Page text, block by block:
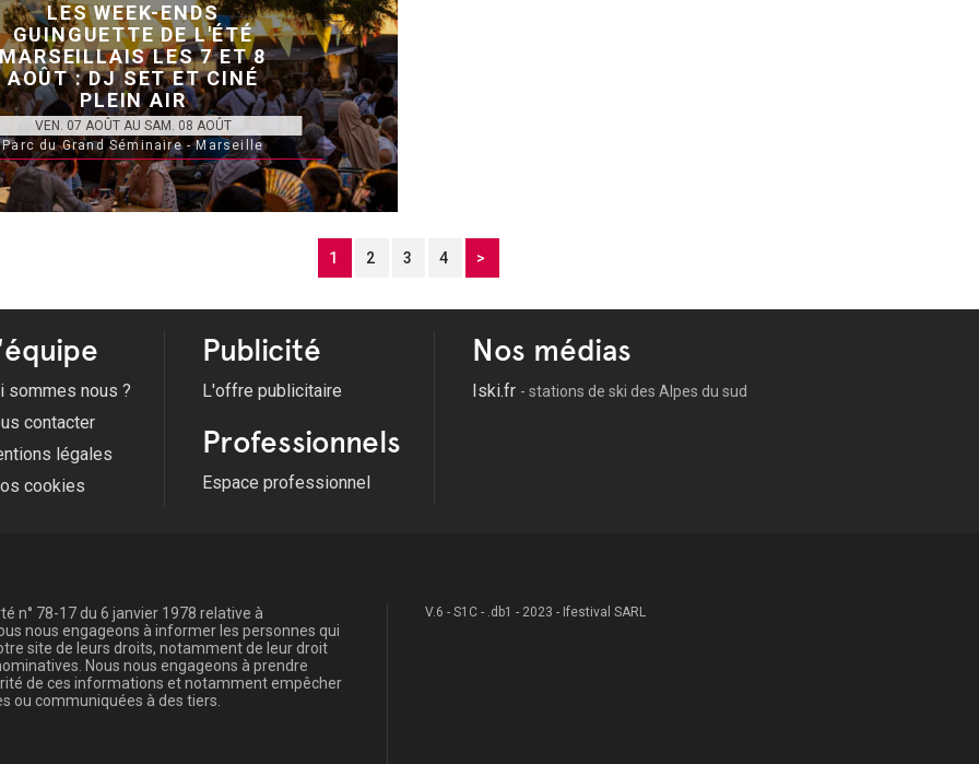
LES WEEK-ENDS
GUINGUETTE DE L'ÉTÉ
MARSEILLAIS LES 7 ET 8
AOÛT : DJ SET ET CINÉ
PLEIN AIR
VEN. 07 AOÛT AU SAM. 08 AOÛT
Parc du Grand Séminaire - Marseille
1 2 3 4 >
sommes nous ?
contacter
légales
cookies
Publicité
L'offre publicitaire
Professionnels
Espace professionnel
Nos médias
Iski.fr - stations de ski des Alpes du sud
n° 78-17 du 6 janvier 1978 relative à
nous engageons à informer les personnes qui
site de leurs droits, notamment de leur droit
Nous nous engageons à prendre
de ces informations et notamment empêcher
ou communiquées à des tiers.
V.6 - S1C - .db1 - 2023 - Ifestival SARL